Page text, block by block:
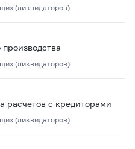
(ликвидаторов)
(ликвидаторов)
расчетов с кредиторами
(ликвидаторов)